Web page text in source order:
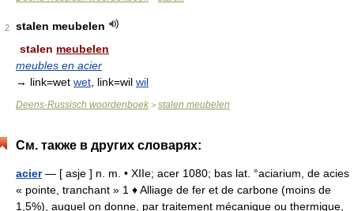
2
stalen meubelen
stalen meubelen
meubles en acier
→ link=wet wet, link=wil wil
Deens-Russisch woordenboek > stalen meubelen
См. также в других словарях:
acier— [ asje ] n. m. • XIIe; acer 1080; bas lat. °aciarium, de acies
« pointe, tranchant » 1 ♦ Alliage de fer et de carbone (moins de
1,5%), auquel on donne, par traitement mécanique ou thermique,